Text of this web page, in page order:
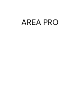
AREA PRO